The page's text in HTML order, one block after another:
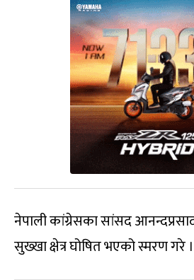
नेपाली कांग्रेसका सांसद
सुख्खा क्षेत्र घोषित भएको स्मरण गरे ।